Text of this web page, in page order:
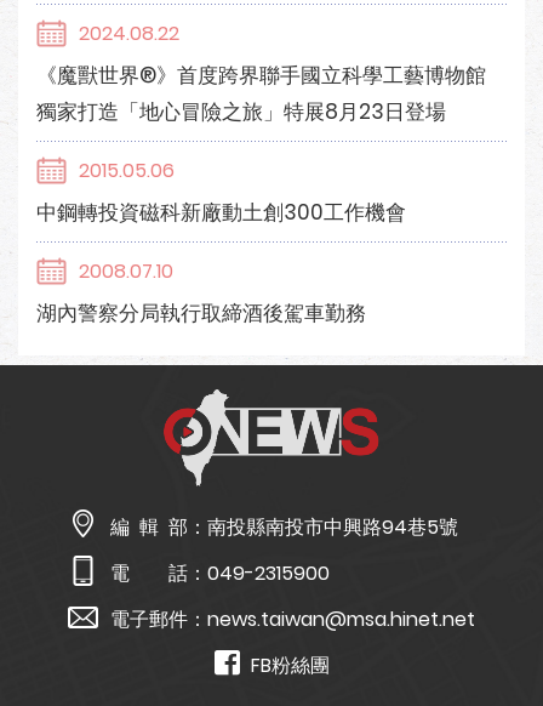
2024.08.22
《魔獸世界®》首度跨界聯手國立科學工藝博物館
獨家打造「地心冒險之旅」特展8月23日登場
2015.05.06
中鋼轉投資磁科新廠動土創300工作機會
2008.07.10
湖內警察分局執行取締酒後駕車勤務
編 輯 部： 南投縣南投市中興路94巷5號
電 話： 049-2315900
電子郵件： news.taiwan@msa.hinet.net
FB粉絲團